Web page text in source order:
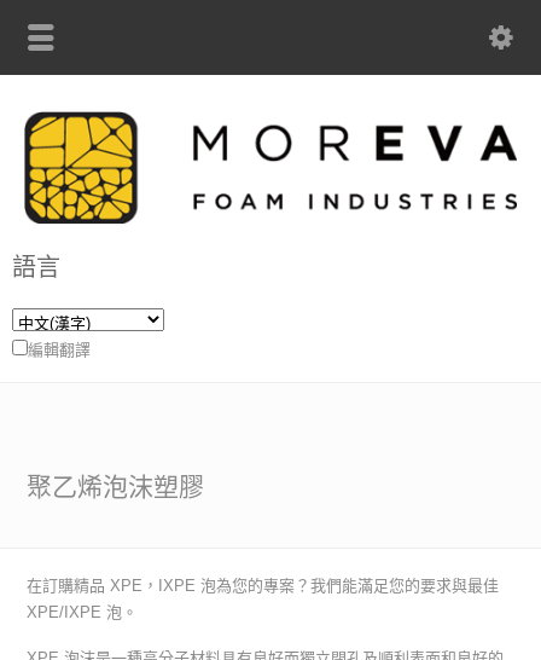
語言
編輯翻譯
聚乙烯泡沫塑膠
在訂購精品 XPE，IXPE 泡為您的專案？我們能滿足您的要求與最佳
XPE/IXPE 泡。